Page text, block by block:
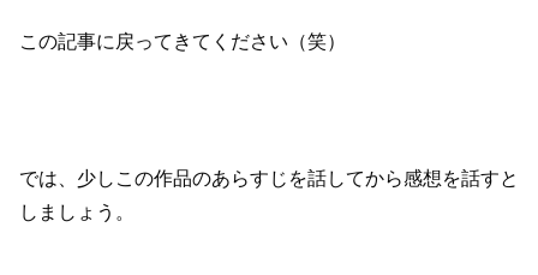
この記事に戻ってきてください（笑）
では、少しこの作品のあらすじを話してから感想を話すと
しましょう。